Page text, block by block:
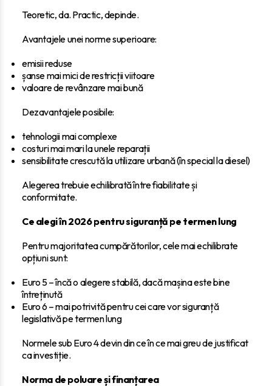
Teoretic, da. Practic, depinde.
Avantajele unei norme superioare:
emisii reduse
șanse mai mici de restricții viitoare
valoare de revânzare mai bună
Dezavantajele posibile:
tehnologii mai complexe
costuri mai mari la unele reparații
sensibilitate crescută la utilizare urbană (în special la diesel)
Alegerea trebuie echilibrată între fiabilitate și
conformitate.
Ce alegi în 2026 pentru siguranță pe termen lung
Pentru majoritatea cumpărătorilor, cele mai echilibrate
opțiuni sunt:
Euro 5 – încă o alegere stabilă, dacă mașina este bine
întreținută
Euro 6 – mai potrivită pentru cei care vor siguranță
legislativă pe termen lung
Normele sub Euro 4 devin din ce în ce mai greu de justificat
ca investiție.
Norma de poluare și finanțarea